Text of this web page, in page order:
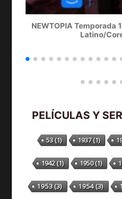
NEWTOPIA Temporada
Latino/
PELÍCULAS Y
53(1) 1937(1)
1942(1) 1950(1)
1953(3) 1954(3)